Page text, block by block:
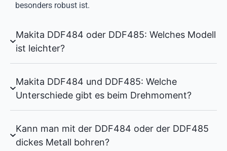
besonders robust ist.
Makita DDF484 oder DDF485: Welches Modell
ist leichter?
Makita DDF484 und DDF485: Welche
Unterschiede gibt es beim Drehmoment?
Kann man mit der DDF484 oder der DDF485
dickes Metall bohren?